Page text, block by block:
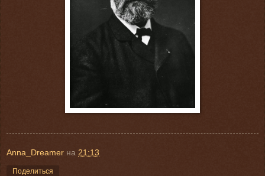
Anna_Dreamer на 21:13
Поделиться